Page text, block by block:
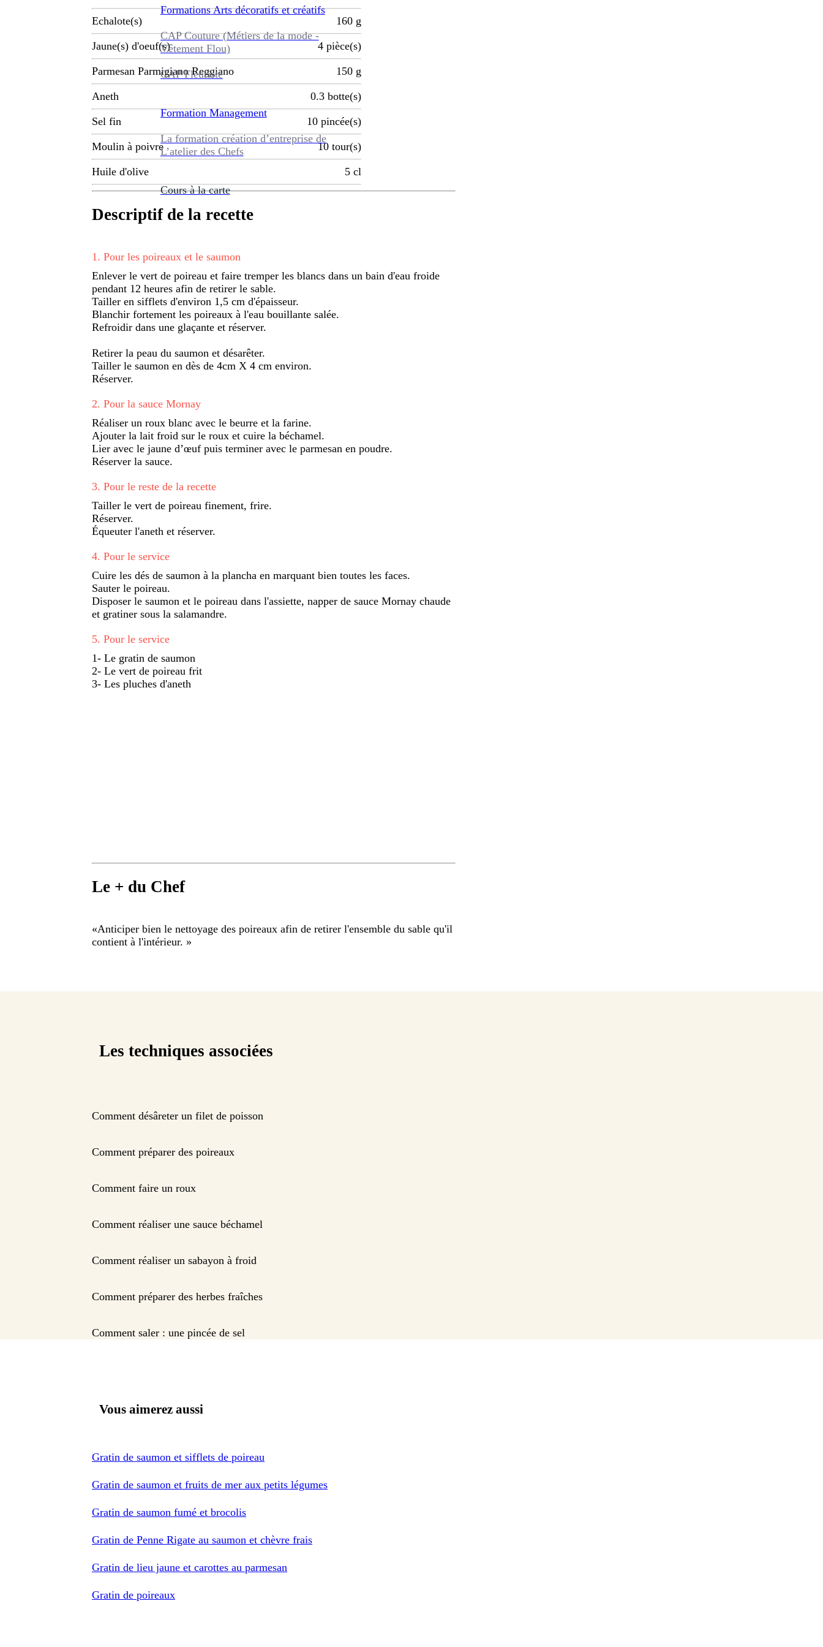
Formations Arts décoratifs et créatifs
CAP Couture (Métiers de la mode -
Vêtement Flou)
CAP Fleuriste
Formation Management
La formation création d’entreprise de
L’atelier des Chefs
Cours à la carte
Echalote(s) 160 g
Jaune(s) d'oeuf(s) 4 pièce(s)
Parmesan Parmigiano Reggiano 150 g
Aneth 0.3 botte(s)
Sel fin 10 pincée(s)
Moulin à poivre 10 tour(s)
Huile d'olive 5 cl
Descriptif de la recette
1 . Pour les poireaux et le saumon
Enlever le vert de poireau et faire tremper les blancs dans un bain d'eau froide
pendant 12 heures afin de retirer le sable.
Tailler en sifflets d'environ 1,5 cm d'épaisseur.
Blanchir fortement les poireaux à l'eau bouillante salée.
Refroidir dans une glaçante et réserver.
Retirer la peau du saumon et désarêter.
Tailler le saumon en dès de 4cm X 4 cm environ.
Réserver.
2. Pour la sauce Mornay
Réaliser un roux blanc avec le beurre et la farine.
Ajouter la lait froid sur le roux et cuire la béchamel.
Lier avec le jaune d’œuf puis terminer avec le parmesan en poudre.
Réserver la sauce.
3. Pour le reste de la recette
Tailler le vert de poireau finement, frire.
Réserver.
Équeuter l'aneth et réserver.
4. Pour le service
Cuire les dés de saumon à la plancha en marquant bien toutes les faces.
Sauter le poireau.
Disposer le saumon et le poireau dans l'assiette, napper de sauce Mornay chaude
et gratiner sous la salamandre.
5. Pour le service
1- Le gratin de saumon
2- Le vert de poireau frit
3- Les pluches d'aneth
Le + du Chef
«Anticiper bien le nettoyage des poireaux afin de retirer l'ensemble du sable qu'il
contient à l'intérieur. »
Les techniques associées
Comment désâreter un filet de poisson
Comment préparer des poireaux
Comment faire un roux
Comment réaliser une sauce béchamel
Comment réaliser un sabayon à froid
Comment préparer des herbes fraîches
Comment saler : une pincée de sel
Vous aimerez aussi
Gratin de saumon et sifflets de poireau
Gratin de saumon et fruits de mer aux petits légumes
Gratin de saumon fumé et brocolis
Gratin de Penne Rigate au saumon et chèvre frais
Gratin de lieu jaune et carottes au parmesan
Gratin de poireaux